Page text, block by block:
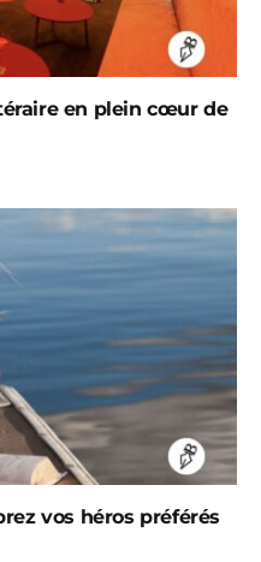
en plein cœur de
vos héros préférés